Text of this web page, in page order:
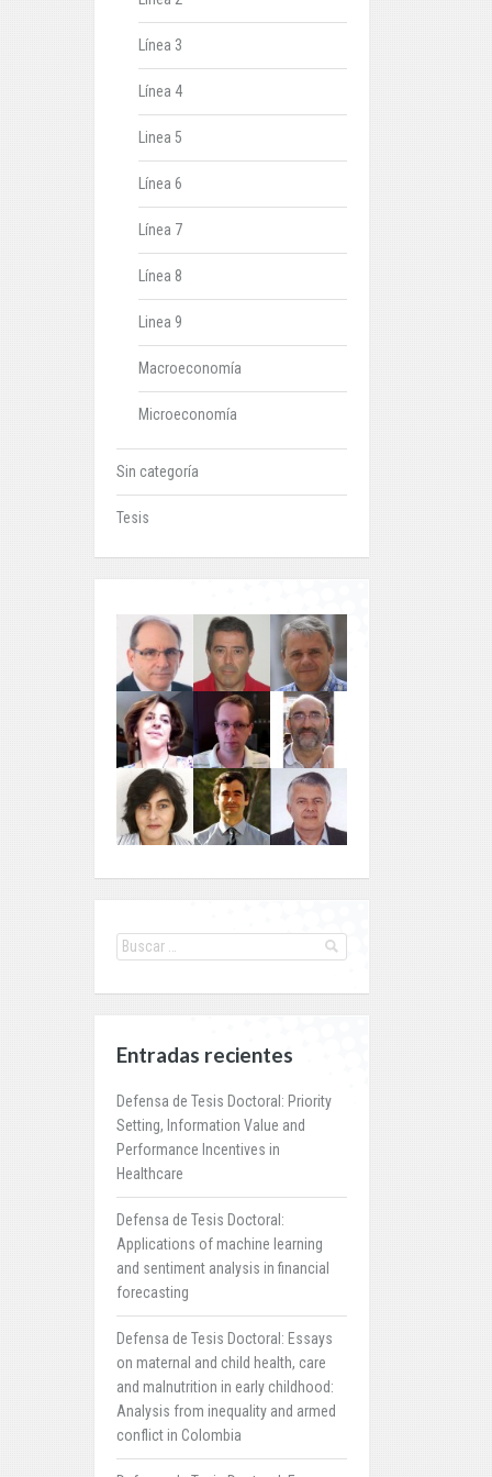
Línea 3
Línea 4
Linea 5
Línea 6
Línea 7
Línea 8
Linea 9
Macroeconomía
Microeconomía
Sin categoría
Tesis
Entradas recientes
Defensa de Tesis Doctoral: Priority
Setting, Information Value and
Performance Incentives in
Healthcare
Defensa de Tesis Doctoral:
Applications of machine learning
and sentiment analysis in financial
forecasting
Defensa de Tesis Doctoral: Essays
on maternal and child health, care
and malnutrition in early childhood:
Analysis from inequality and armed
conflict in Colombia